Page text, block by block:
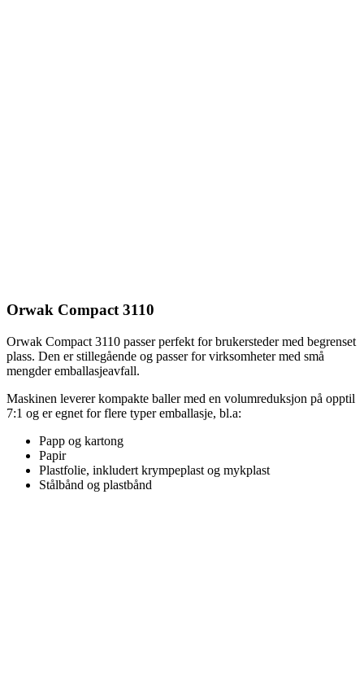
Orwak Compact 3110
Orwak Compact 3110 passer perfekt for brukersteder med begrenset
plass. Den er stillegående og passer for virksomheter med små
mengder emballasjeavfall.
Maskinen leverer kompakte baller med en volumreduksjon på opptil
7:1 og er egnet for flere typer emballasje, bl.a:
Papp og kartong
Papir
Plastfolie, inkludert krympeplast og mykplast
Stålbånd og plastbånd